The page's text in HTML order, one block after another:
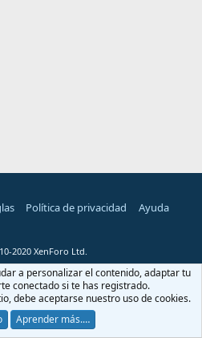
Política de privacidad Ayuda
2020 XenForo Ltd.
a personalizar el contenido, adaptar tu
conectado si te has registrado.
debe aceptarse nuestro uso de cookies.
Aprender más.…